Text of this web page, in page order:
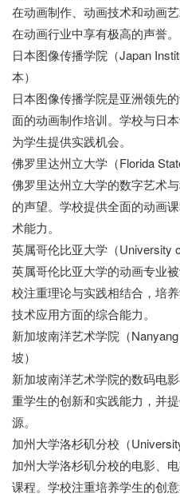
在动画制作、动画技术和动画
在动画行业中享有极高的声誉。
日本图像传播学院（Japan
本）
日本图像传播学院是亚洲领先
面的动画制作培训。学校与日
为学生提供实践机会。
佛罗里达州立大学（Florida
佛罗里达州立大学的数字艺术
的声望。学校提供全面的动画
术能力。
英属哥伦比亚大学（University
英属哥伦比亚大学的动画专业
校注重理论与实践相结合，培
技术应用方面的综合能力。
新加坡南洋艺术学院（
坡）
新加坡南洋艺术学院的数码电
重学生的创新和实践能力，并
源。
加州大学洛杉矶分校（
加州大学洛杉矶分校的电影、
课程。学校注重培养学生的创